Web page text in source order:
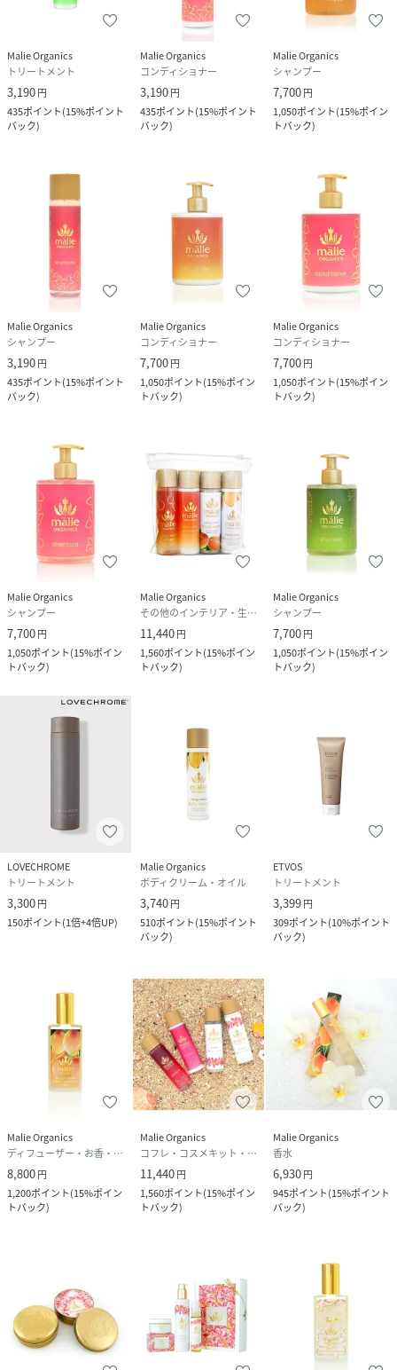
Malie Organics
トリートメント
3,190円
435ポイント(15%ポイント
バック)
Malie Organics
コンディショナー
3,190円
435ポイント(15%ポイント
バック)
Malie Organics
シャンプー
7,700円
1,050ポイント(15%ポイン
トバック)
Malie Organics
シャンプー
3,190円
435ポイント(15%ポイント
バック)
Malie Organics
コンディショナー
7,700円
1,050ポイント(15%ポイン
トバック)
Malie Organics
コンディショナー
7,700円
1,050ポイント(15%ポイン
トバック)
Malie Organics
シャンプー
7,700円
1,050ポイント(15%ポイン
トバック)
Malie Organics
その他のインテリア・生活雑貨
11,440円
1,560ポイント(15%ポイン
トバック)
Malie Organics
シャンプー
7,700円
1,050ポイント(15%ポイン
トバック)
LOVECHROME
トリートメント
3,300円
150ポイント(1倍+4倍UP)
Malie Organics
ボディクリーム・オイル
3,740円
510ポイント(15%ポイント
バック)
ETVOS
トリートメント
3,399円
309ポイント(10%ポイント
バック)
Malie Organics
ディフューザー・お香・アロマオイル・キャンドル
8,800円
1,200ポイント(15%ポイン
トバック)
Malie Organics
コフレ・コスメキット・ギフトセット
11,440円
1,560ポイント(15%ポイン
トバック)
Malie Organics
香水
6,930円
945ポイント(15%ポイント
バック)